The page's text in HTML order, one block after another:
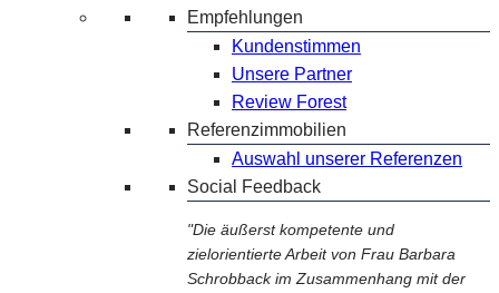
Empfehlungen
Kundenstimmen
Unsere Partner
Review Forest
Referenzimmobilien
Auswahl unserer Referenzen
Social Feedback
"Die äußerst kompetente und
zielorientierte Arbeit von Frau Barbara
Schrobback im Zusammenhang mit der